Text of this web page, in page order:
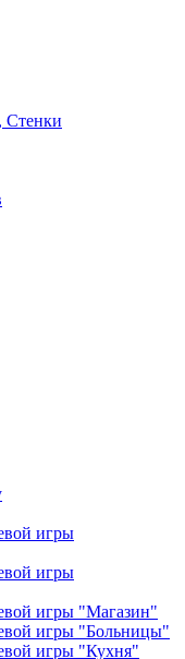
Стенки
игры
игры
игры "Магазин"
игры "Больницы"
игры "Кухня"